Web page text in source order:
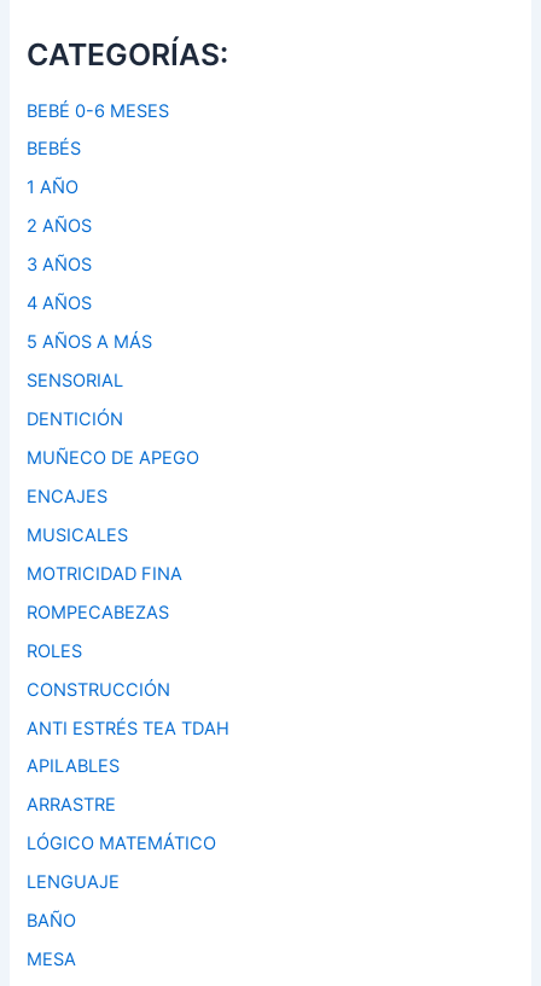
CATEGORÍAS:
BEBÉ 0-6 MESES
BEBÉS
1 AÑO
2 AÑOS
3 AÑOS
4 AÑOS
5 AÑOS A MÁS
SENSORIAL
DENTICIÓN
MUÑECO DE APEGO
ENCAJES
MUSICALES
MOTRICIDAD FINA
ROMPECABEZAS
ROLES
CONSTRUCCIÓN
ANTI ESTRÉS TEA TDAH
APILABLES
ARRASTRE
LÓGICO MATEMÁTICO
LENGUAJE
BAÑO
MESA